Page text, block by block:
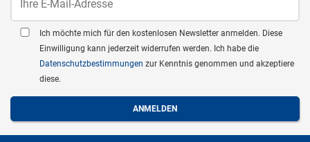
Ich möchte mich für den kostenlosen Newsletter anmelden. Diese
Einwilligung kann jederzeit widerrufen werden. Ich habe die
Datenschutzbestimmungen zur Kenntnis genommen und akzeptiere
diese.